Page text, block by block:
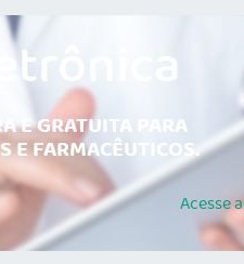
E GRATUITA PARA
E FARMACÊUTICOS.
Acesse